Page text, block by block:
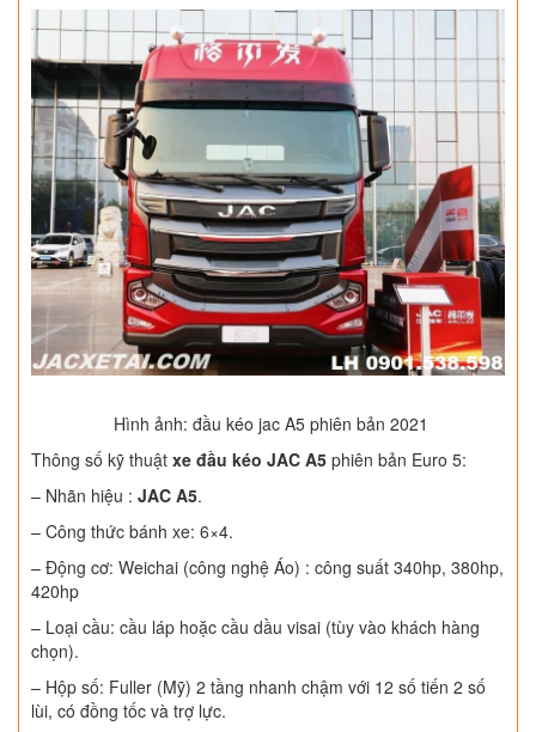
Hình ảnh: đầu kéo jac A5 phiên bản 2021
Thông số kỹ thuật xe đầu kéo JAC A5 phiên bản Euro 5:
– Nhãn hiệu : JAC A5.
– Công thức bánh xe: 6×4.
– Động cơ: Weichai (công nghệ Áo) : công suất 340hp, 380hp,
420hp
– Loại cầu: cầu láp hoặc cầu dầu visai (tùy vào khách hàng
chọn).
– Hộp số: Fuller (Mỹ) 2 tầng nhanh chậm với 12 số tiến 2 số
lùi, có đồng tốc và trợ lực.